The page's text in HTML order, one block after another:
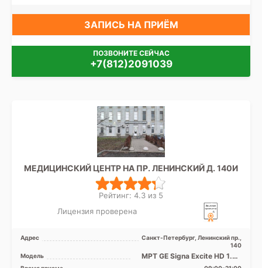
ЗАПИСЬ НА ПРИЁМ
ПОЗВОНИТЕ СЕЙЧАС
+7(812)2091039
МЕДИЦИНСКИЙ ЦЕНТР НА ПР. ЛЕНИНСКИЙ Д. 140И
Рейтинг: 4.3 из 5
Лицензия проверена
Адрес
Санкт-Петербург, Ленинский пр.,
140
Модель
МРТ GE Signa Excite HD 1.5T
закрытый тип, УЗИ